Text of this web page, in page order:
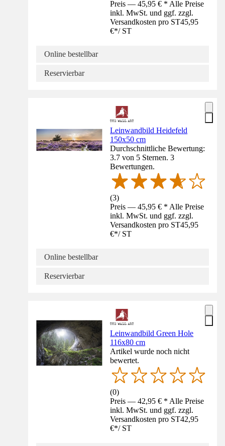
Preis — 45,95 € * Alle Preise
inkl. MwSt. und ggf. zzgl.
Versandkosten pro ST45,95
€*/ ST
Online bestellbar
Reservierbar
Leinwandbild Heidefeld
150x50 cm
Durchschnittliche Bewertung:
3.7 von 5 Sternen. 3
Bewertungen.
(3)
Preis — 45,95 € * Alle Preise
inkl. MwSt. und ggf. zzgl.
Versandkosten pro ST45,95
€*/ ST
Online bestellbar
Reservierbar
Leinwandbild Green Hole
116x80 cm
Artikel wurde noch nicht
bewertet.
(0)
Preis — 42,95 € * Alle Preise
inkl. MwSt. und ggf. zzgl.
Versandkosten pro ST42,95
€*/ ST